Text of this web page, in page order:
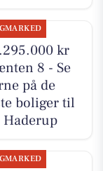
kr
8 - Se
på de
boliger til
Haderup